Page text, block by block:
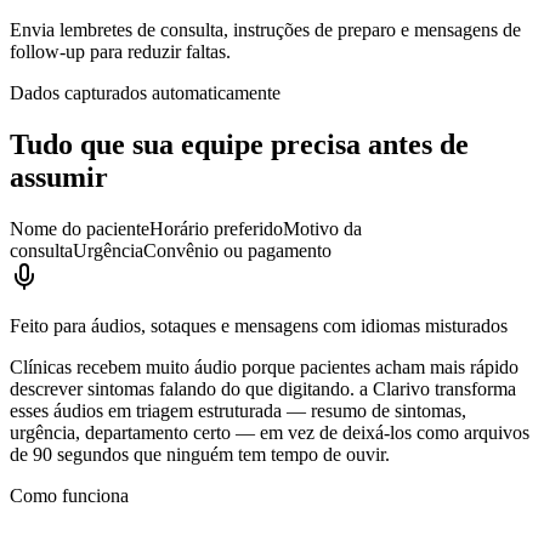
Envia lembretes de consulta, instruções de preparo e mensagens de
follow-up para reduzir faltas.
Dados capturados automaticamente
Tudo que sua equipe precisa antes de
assumir
Nome do pacienteHorário preferidoMotivo da
consultaUrgênciaConvênio ou pagamento
Feito para áudios, sotaques e mensagens com idiomas misturados
Clínicas recebem muito áudio porque pacientes acham mais rápido
descrever sintomas falando do que digitando. a Clarivo transforma
esses áudios em triagem estruturada — resumo de sintomas,
urgência, departamento certo — em vez de deixá-los como arquivos
de 90 segundos que ninguém tem tempo de ouvir.
Como funciona